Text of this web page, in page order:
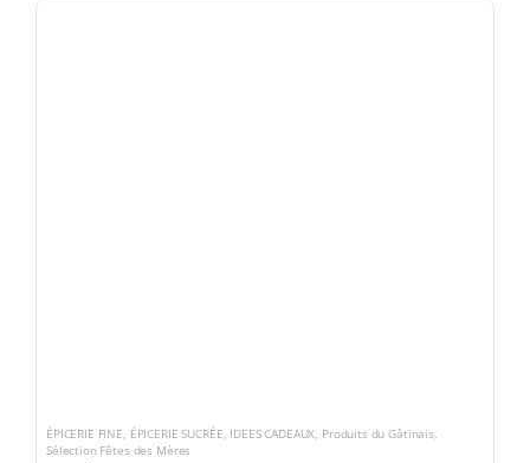
ÉPICERIE FINE ÉPICERIE SUCRÉE IDEES CADEAUX Produits du Gâtinais
Sélection Fêtes des Mères